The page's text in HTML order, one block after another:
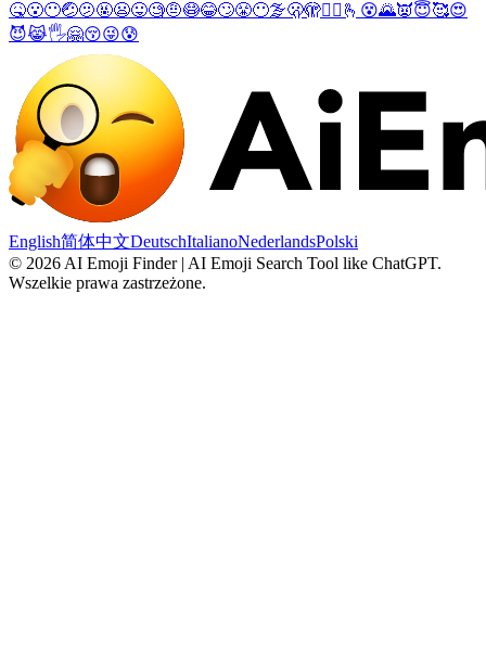
🤒😮😶🤕🫤🤬😦😛🧐🤨😷😂🙄😤😶‍🌫️🫢🫣😵‍💫 🫰 😵🌄👿😇🥰😍
😈😹🖐️🤗😚😜😰
English简体中文DeutschItalianoNederlandsPolski
© 2026 AI Emoji Finder | AI Emoji Search Tool like ChatGPT.
Wszelkie prawa zastrzeżone.